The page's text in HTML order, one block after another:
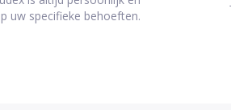
uw specifieke behoeften.